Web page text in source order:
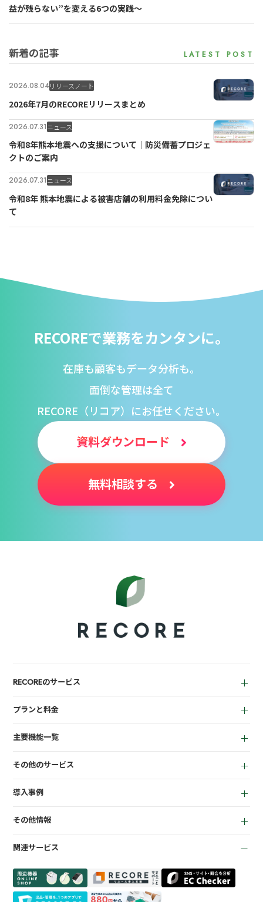
益が残らない”を変える6つの実践～
新着の記事
2026.08.04リリースノート
2026年7月のRECOREリリースまとめ
2026.07.31ニュース
令和8年熊本地震への支援について｜防災備蓄プロジェ
クトのご案内
2026.07.31ニュース
令和8年 熊本地震による被害店舗の利用料金免除につい
て
RECOREで業務をカンタンに。
在庫も顧客もデータ分析も。
面倒な管理は全て
RECORE（リコア）にお任せください。
資料ダウンロード
無料相談する
RECOREのサービス
アパレル向け
プランと料金
主要機能一覧
EC機能
KPI管理機能
会計機能
その他のサービス
質機能
ささげ代行サービス
導入事例
商材専門店
買取専門店
トレーディングカード
その他情報
よくある質問
会社概要
プライバシーポリシー
関連サービス